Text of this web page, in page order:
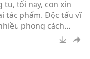
tu, tối nay, con xin
tác phẩm. Độc tấu vĩ
phong cách
tác phẩm là của